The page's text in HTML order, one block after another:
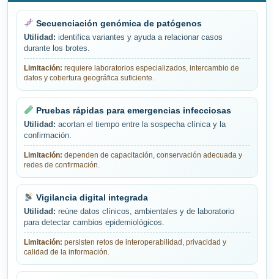
Secuenciación genómica de patógenos
Utilidad: identifica variantes y ayuda a relacionar casos
durante los brotes.
Limitación: requiere laboratorios especializados, intercambio de
datos y cobertura geográfica suficiente.
Pruebas rápidas para emergencias infecciosas
Utilidad: acortan el tiempo entre la sospecha clínica y la
confirmación.
Limitación: dependen de capacitación, conservación adecuada y
redes de confirmación.
Vigilancia digital integrada
Utilidad: reúne datos clínicos, ambientales y de laboratorio
para detectar cambios epidemiológicos.
Limitación: persisten retos de interoperabilidad, privacidad y
calidad de la información.